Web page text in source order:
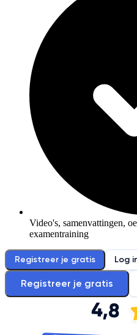
Video's, samenvattingen,
examentraining
Registreer je gratis Log
Registreer je gratis